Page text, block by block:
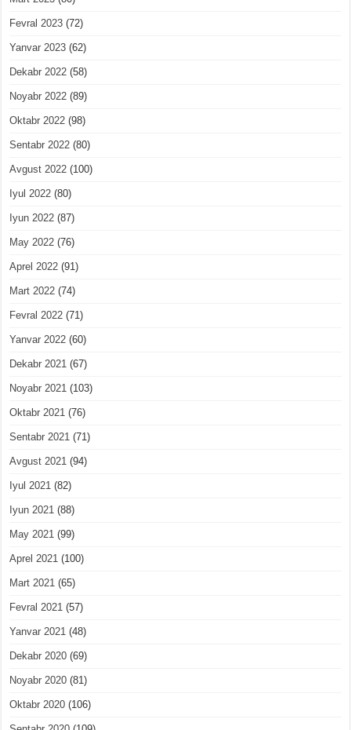
Fevral 2023 (72)
Yanvar 2023 (62)
Dekabr 2022 (58)
Noyabr 2022 (89)
Oktabr 2022 (98)
Sentabr 2022 (80)
Avgust 2022 (100)
Iyul 2022 (80)
Iyun 2022 (87)
May 2022 (76)
Aprel 2022 (91)
Mart 2022 (74)
Fevral 2022 (71)
Yanvar 2022 (60)
Dekabr 2021 (67)
Noyabr 2021 (103)
Oktabr 2021 (76)
Sentabr 2021 (71)
Avgust 2021 (94)
Iyul 2021 (82)
Iyun 2021 (88)
May 2021 (99)
Aprel 2021 (100)
Mart 2021 (65)
Fevral 2021 (57)
Yanvar 2021 (48)
Dekabr 2020 (69)
Noyabr 2020 (81)
Oktabr 2020 (106)